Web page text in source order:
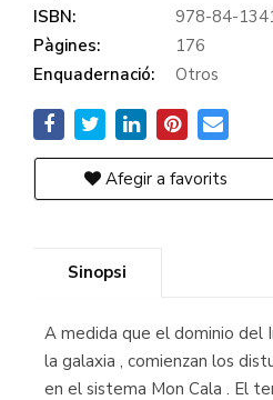
ISBN:
978-84-
Pàgines:
176
Enquadernació:
Otros
Afegir a favorits
Sinopsi
A medida que el dominio del
la galaxia , comienzan los
en el sistema Mon Cala . El